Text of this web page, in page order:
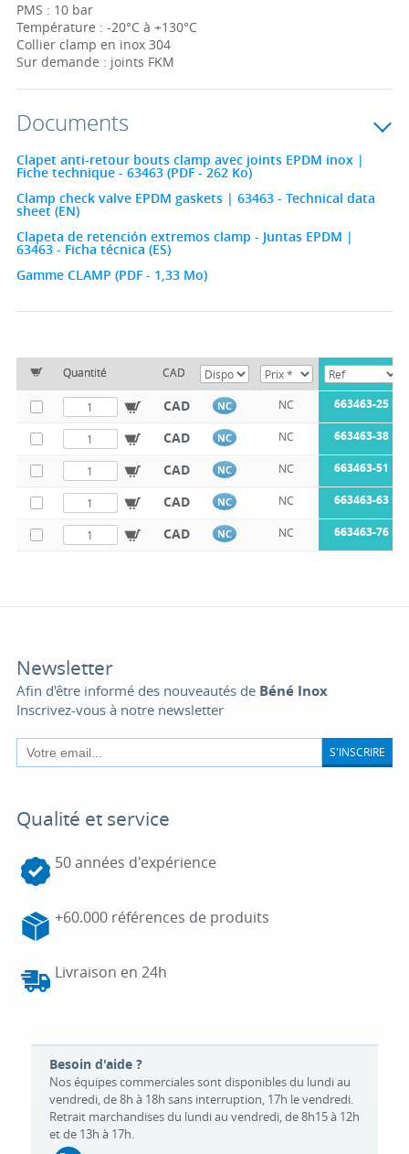
PMS : 10 bar
Température : -20°C à +130°C
Collier clamp en inox 304
Sur demande : joints FKM
Documents
Clapet anti-retour bouts clamp avec joints EPDM inox |
Fiche technique - 63463 (PDF - 262 Ko)
Clamp check valve EPDM gaskets | 63463 - Technical data
sheet (EN)
Clapeta de retención extremos clamp - Juntas EPDM |
63463 - Ficha técnica (ES)
Gamme CLAMP (PDF - 1,33 Mo)
Quantité CAD
CAD NC NC 663463-25
CAD NC NC 663463-38
CAD NC NC 663463-51
CAD NC NC 663463-63
CAD NC NC 663463-76
Newsletter
Afin d'être informé des nouveautés de Béné Inox
Inscrivez-vous à notre newsletter
S'INSCRIRE
Qualité et service
50 années d'expérience
+60.000 références de produits
Livraison en 24h
Besoin d'aide ?
Nos équipes commerciales sont disponibles du lundi au
vendredi, de 8h à 18h sans interruption, 17h le vendredi.
Retrait marchandises du lundi au vendredi, de 8h15 à 12h
et de 13h à 17h.